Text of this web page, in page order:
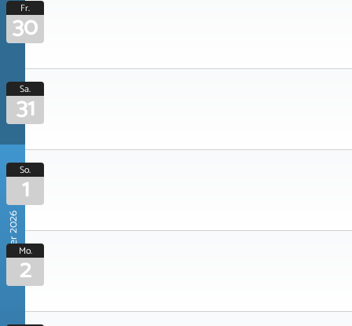
Fr.
30
Sa.
31
November 2026
So.
1
Mo.
2